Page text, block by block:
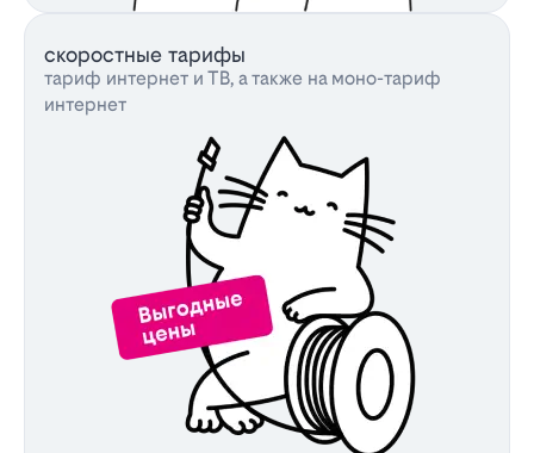
скоростные тарифы
тариф интернет и ТВ, а также на моно-тариф
интернет